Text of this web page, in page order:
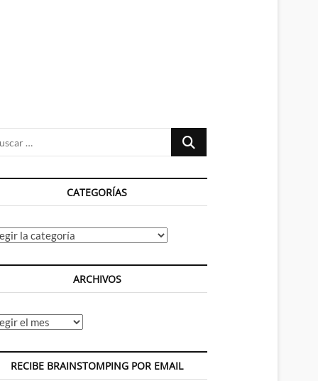
Buscar
CATEGORÍAS
ARCHIVOS
RECIBE BRAINSTOMPING POR EMAIL